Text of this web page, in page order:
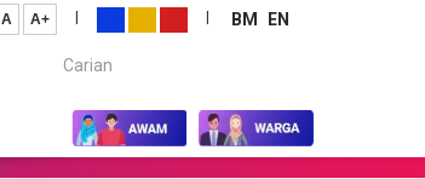
A A+ | | BM
EN
Carian...